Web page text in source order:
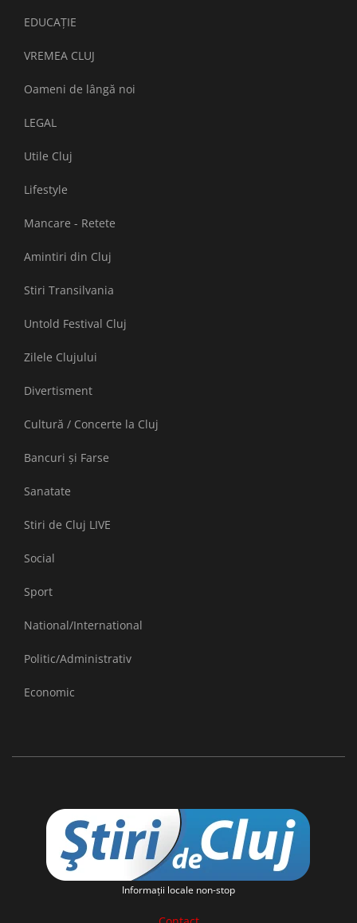
EDUCAȚIE
VREMEA CLUJ
Oameni de lângă noi
LEGAL
Utile Cluj
Lifestyle
Mancare - Retete
Amintiri din Cluj
Stiri Transilvania
Untold Festival Cluj
Zilele Clujului
Divertisment
Cultură / Concerte la Cluj
Bancuri și Farse
Sanatate
Stiri de Cluj LIVE
Social
Sport
National/International
Politic/Administrativ
Economic
Informaţii locale non-stop